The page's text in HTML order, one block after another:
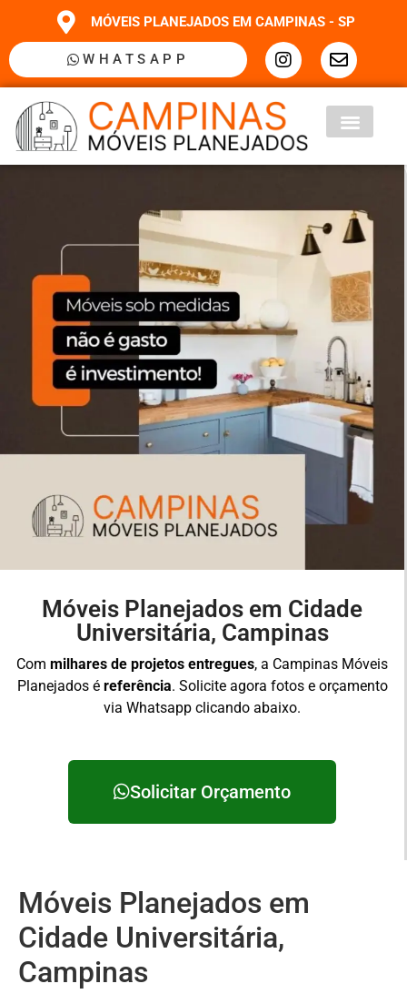
MÓVEIS PLANEJADOS EM CAMPINAS - SP
WHATSAPP
Móveis Planejados em Cidade
Universitária, Campinas
Com milhares de projetos entregues, a Campinas Móveis
Planejados é referência. Solicite agora fotos e orçamento
via Whatsapp clicando abaixo.
Solicitar Orçamento
Móveis Planejados em
Cidade Universitária,
Campinas